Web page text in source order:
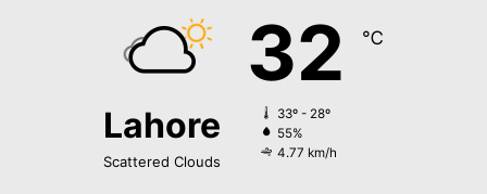
Lahore
Scattered Clouds
32 ℃
33º - 28º
55%
4.77 km/h